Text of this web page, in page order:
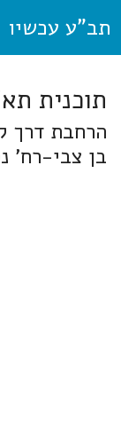
תב"ע עכשיו
תוכנית תא/מק/
הרחבת דרך
בן צבי-רח'